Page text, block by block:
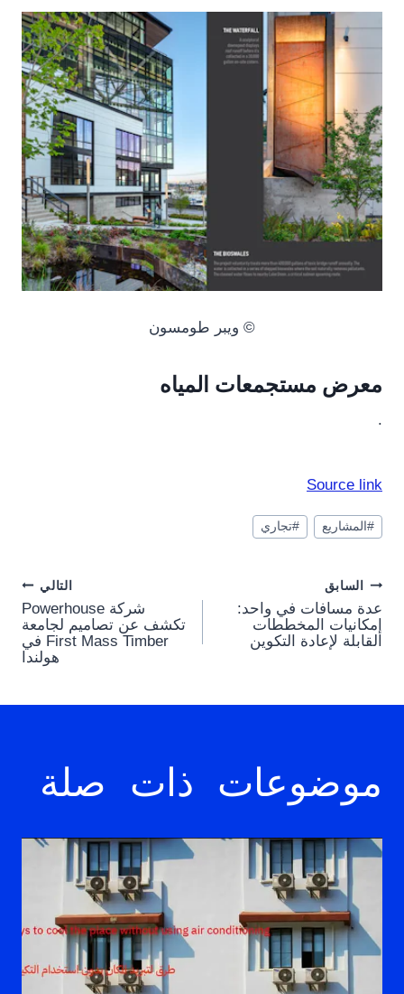
© ويبر طومسون
معرض مستجمعات المياه
.
Source link
وسوم
المقال:
# المشاريع #تجاري
Post
navigation
السابق
عدة مسافات في واحد:
إمكانيات المخططات
القابلة لإعادة التكوين
التالي
شركة Powerhouse
تكشف عن تصاميم لجامعة
First Mass Timber في
هولندا
موضوعات ذات صلة